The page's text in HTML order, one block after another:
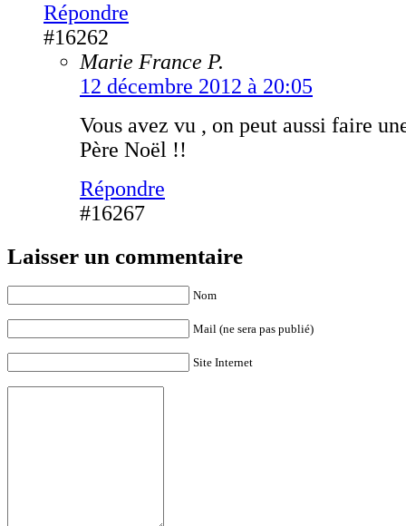
Répondre
#16262
Marie France P.
12 décembre 2012 à 20:05
Vous avez vu , on peut aussi faire
Père Noël !!
Répondre
#16267
Laisser un commentaire
Nom
Mail (ne sera pas publié)
Site Internet